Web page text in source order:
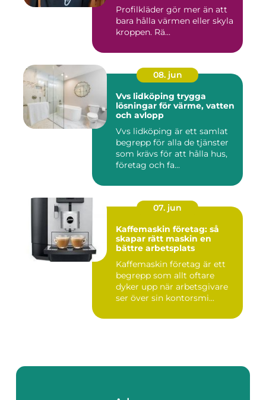
Profilkläder gör mer än att
bara hålla värmen eller skyla
kroppen. Rä...
08. jun
Vvs lidköping trygga
lösningar för värme, vatten
och avlopp
Vvs lidköping är ett samlat
begrepp för alla de tjänster
som krävs för att hålla hus,
företag och fa...
07. jun
Kaffemaskin företag: så
skapar rätt maskin en
bättre arbetsplats
Kaffemaskin företag är ett
begrepp som allt oftare
dyker upp när arbetsgivare
ser över sin kontorsmi...